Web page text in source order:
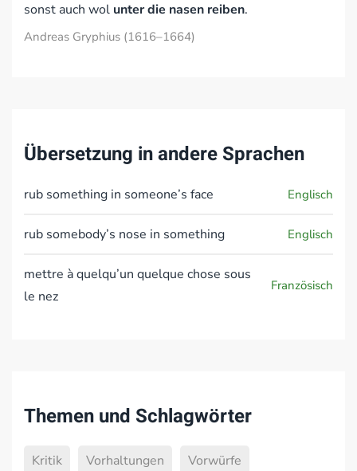
sonst auch wol unter die nasen reiben.
Andreas Gryphius (1616–1664)
Übersetzung in andere Sprachen
rub something in someone’s face Englisch
rub somebody’s nose in something Englisch
mettre à quelqu’un quelque chose sous
le nez
Französisch
Themen und Schlagwörter
Kritik Vorhaltungen Vorwürfe